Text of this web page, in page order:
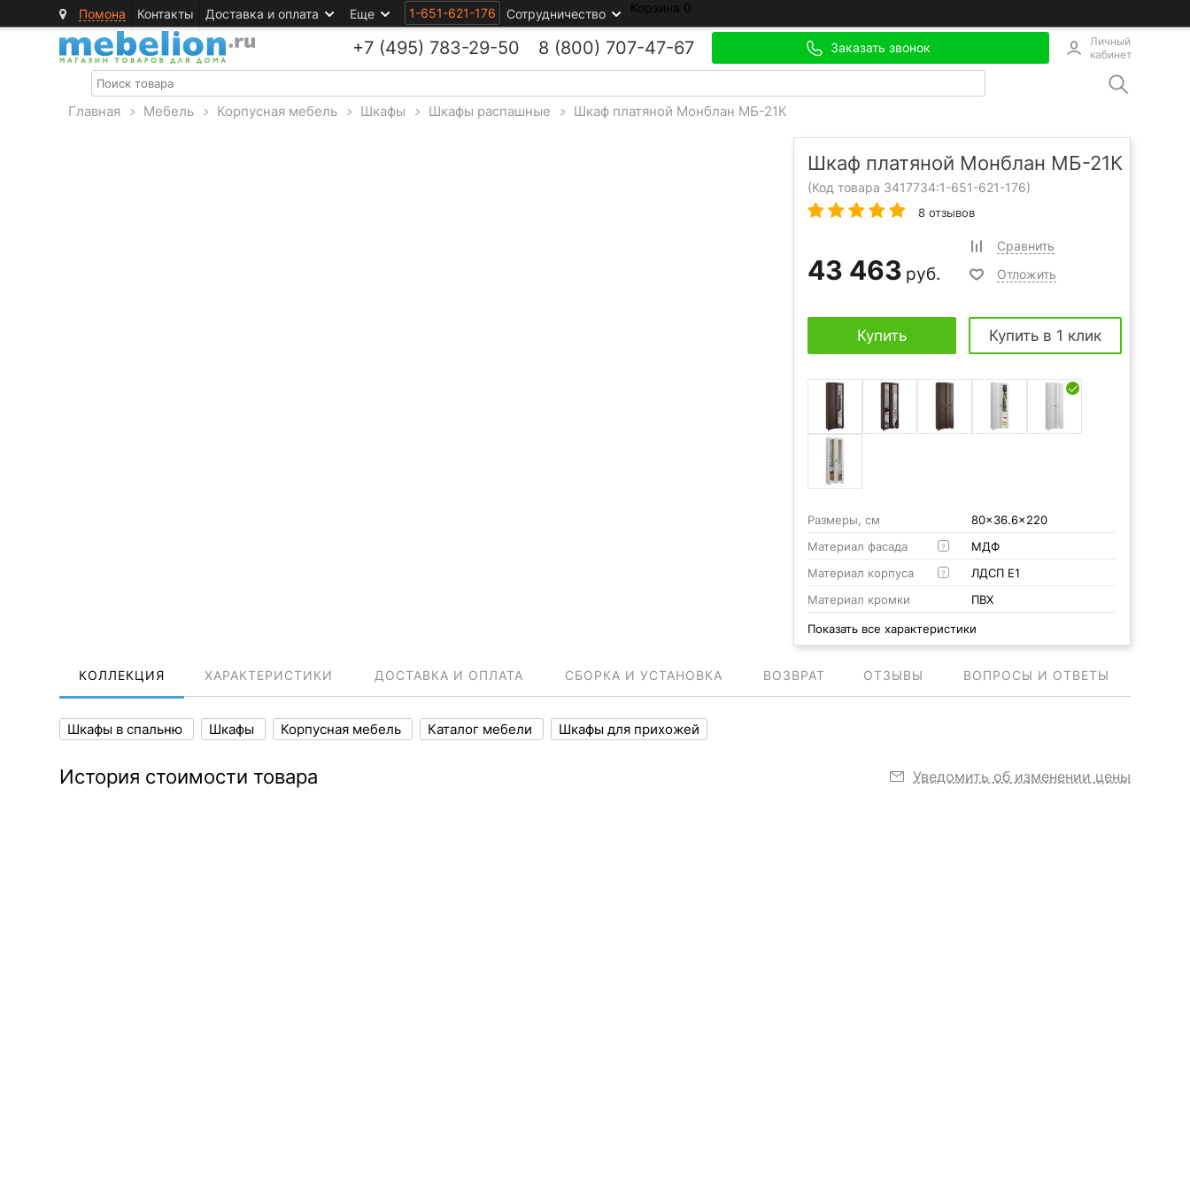
Помона Контакты Доставка и оплата Еще 1-651-621-176 Сотрудничество Корзина 0
+7 (495) 783-29-50 8 (800) 707-47-67 Заказать звонок
Личный
кабинет
Главная > Мебель > Корпусная мебель > Шкафы > Шкафы распашные > Шкаф платяной Монблан МБ-21К
Шкаф платяной Монблан МБ-21К
(Код товара 3417734:1-651-621-176)
8 отзывов
43 463 руб.
Сравнить
Отложить
Купить Купить в 1 клик
Размеры, см
80x36.6x220
Материал фасада
?
МДФ
Материал корпуса
?
ЛДСП Е1
Материал кромки
ПВХ
Показать все характеристики
КОЛЛЕКЦИЯ ХАРАКТЕРИСТИКИ ДОСТАВКА И ОПЛАТА СБОРКА И УСТАНОВКА ВОЗВРАТ ОТЗЫВЫ ВОПРОСЫ И ОТВЕТЫ
Шкафы в спальню Шкафы Корпусная мебель Каталог мебели Шкафы для прихожей
История стоимости товара Уведомить об изменении цены